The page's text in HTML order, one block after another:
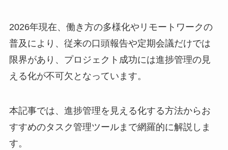
2026年現在、働き方の多様化やリモートワークの
普及により、従来の口頭報告や定期会議だけでは
限界があり、プロジェクト成功には進捗管理の見
える化が不可欠となっています。
本記事では、進捗管理を見える化する方法からお
すすめのタスク管理ツールまで網羅的に解説しま
す。